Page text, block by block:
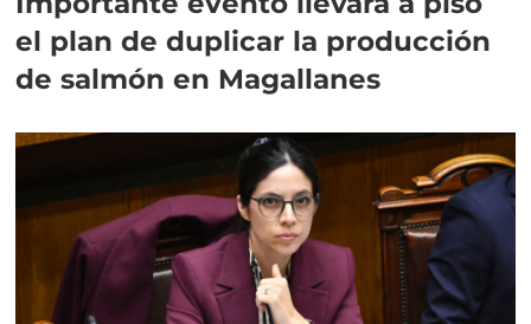
el plan de duplicar la producción
de salmón en Magallanes